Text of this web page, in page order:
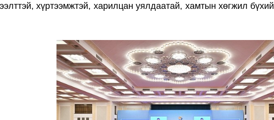
хүртээмжтэй, харилцан уялдаатай, хамтын хөгжил